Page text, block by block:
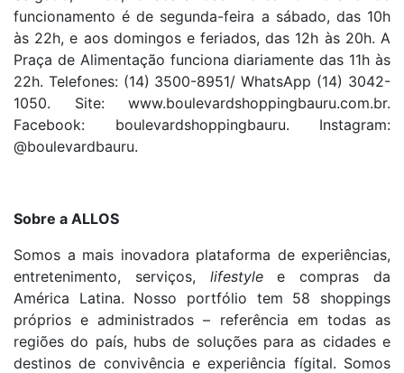
funcionamento é de segunda-feira a sábado, das 10h
às 22h, e aos domingos e feriados, das 12h às 20h. A
Praça de Alimentação funciona diariamente das 11h às
22h. Telefones: (14) 3500-8951/ WhatsApp (14) 3042-
1050. Site: www.boulevardshoppingbauru.com.br.
Facebook: boulevardshoppingbauru. Instagram:
@boulevardbauru.
Sobre a ALLOS
Somos a mais inovadora plataforma de experiências,
entretenimento, serviços, lifestylee compras da
América Latina. Nosso portfólio tem 58 shoppings
próprios e administrados – referência em todas as
regiões do país, hubs de soluções para as cidades e
destinos de convivência e experiência fígital. Somos